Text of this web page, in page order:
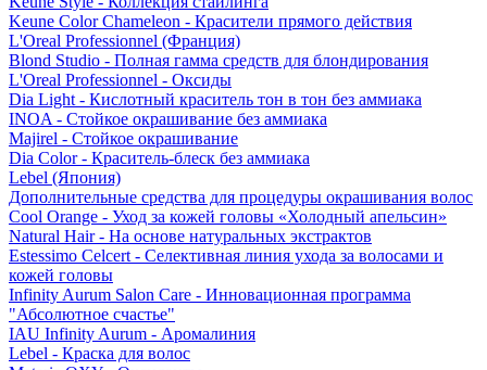
Keune Color Chameleon - Красители прямого действия
L'Oreal Professionnel (Франция)
Blond Studio - Полная гамма средств для блондирования
L'Oreal Professionnel - Оксиды
Dia Light - Кислотный краситель тон в тон без аммиака
INOA - Стойкое окрашивание без аммиака
Majirel - Стойкое окрашивание
Dia Color - Краситель-блеск без аммиака
Lebel (Япония)
Дополнительные средства для процедуры окрашивания волос
Cool Orange - Уход за кожей головы «Холодный апельсин»
Natural Hair - На основе натуральных экстрактов
Estessimo Celcert - Селективная линия ухода за волосами и
кожей головы
Infinity Aurum Salon Care - Инновационная программа
"Абсолютное счастье"
IAU Infinity Aurum - Аромалиния
Lebel - Краска для волос